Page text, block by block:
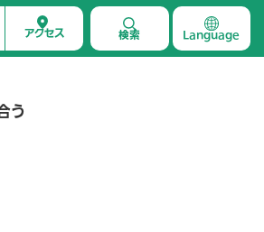
う
アクセス 検索 Language